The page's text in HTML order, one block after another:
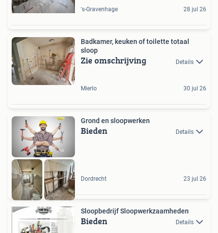
's-Gravenhage 28 jul 26
Badkamer, keuken of toilette totaal
sloop
Zie omschrijving Details
Mierlo 30 jul 26
Grond en sloopwerken
Bieden Details
Dordrecht 23 jul 26
Sloopbedrijf Sloopwerkzaamheden
Bieden Details